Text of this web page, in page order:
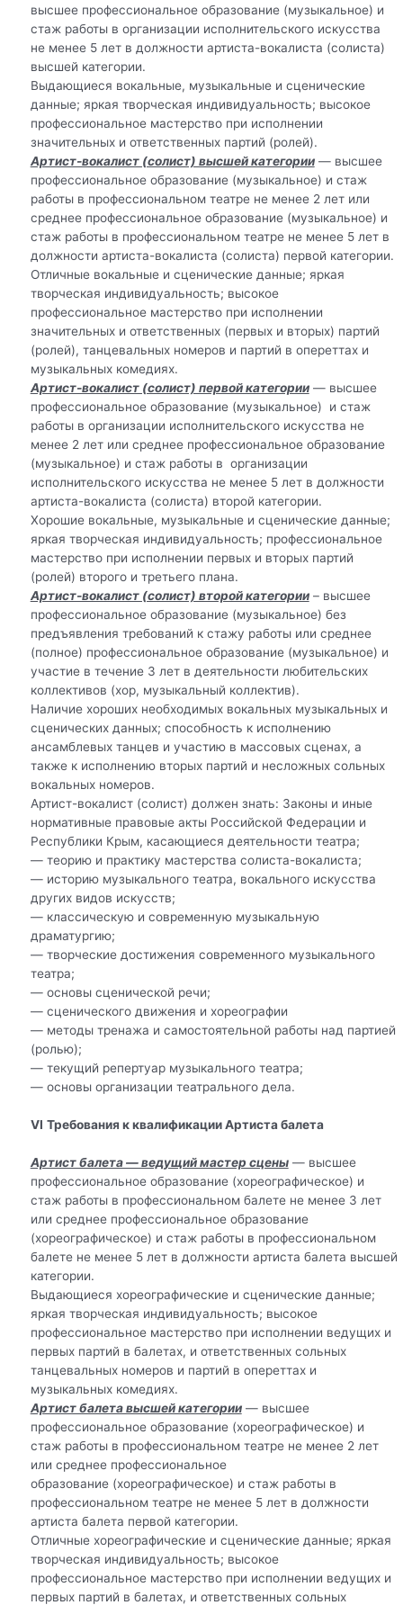
высшее профессиональное образование (музыкальное) и
стаж работы в организации исполнительского искусства
не менее 5 лет в должности артиста-вокалиста (солиста)
высшей категории.
Выдающиеся вокальные, музыкальные и сценические
данные; яркая творческая индивидуальность; высокое
профессиональное мастерство при исполнении
значительных и ответственных партий (ролей).
Артист-вокалист (солист) высшей категории— высшее
профессиональное образование (музыкальное) и стаж
работы в профессиональном театре не менее 2 лет или
среднее профессиональное образование (музыкальное) и
стаж работы в профессиональном театре не менее 5 лет в
должности артиста-вокалиста (солиста) первой категории.
Отличные вокальные и сценические данные; яркая
творческая индивидуальность; высокое
профессиональное мастерство при исполнении
значительных и ответственных (первых и вторых) партий
(ролей), танцевальных номеров и партий в опереттах и
музыкальных комедиях.
Артист-вокалист (солист) первой категории— высшее
профессиональное образование (музыкальное) и стаж
работы в организации исполнительского искусства не
менее 2 лет или среднее профессиональное образование
(музыкальное) и стаж работы в организации
исполнительского искусства не менее 5 лет в должности
артиста-вокалиста (солиста) второй категории.
Хорошие вокальные, музыкальные и сценические данные;
яркая творческая индивидуальность; профессиональное
мастерство при исполнении первых и вторых партий
(ролей) второго и третьего плана.
Артист-вокалист (солист) второй категории– высшее
профессиональное образование (музыкальное) без
предъявления требований к стажу работы или среднее
(полное) профессиональное образование (музыкальное) и
участие в течение 3 лет в деятельности любительских
коллективов (хор, музыкальный коллектив).
Наличие хороших необходимых вокальных музыкальных и
сценических данных; способность к исполнению
ансамблевых танцев и участию в массовых сценах, а
также к исполнению вторых партий и несложных сольных
вокальных номеров.
Артист-вокалист (солист) должен знать: Законы и иные
нормативные правовые акты Российской Федерации и
Республики Крым, касающиеся деятельности театра;
— теорию и практику мастерства солиста-вокалиста;
— историю музыкального театра, вокального искусства
других видов искусств;
— классическую и современную музыкальную
драматургию;
— творческие достижения современного музыкального
театра;
— основы сценической речи;
— сценического движения и хореографии
— методы тренажа и самостоятельной работы над партией
(ролью);
— текущий репертуар музыкального театра;
— основы организации театрального дела.
VI Требования к квалификации Артиста балета
Артист балета — ведущий мастер сцены— высшее
профессиональное образование (хореографическое) и
стаж работы в профессиональном балете не менее 3 лет
или среднее профессиональное образование
(хореографическое) и стаж работы в профессиональном
балете не менее 5 лет в должности артиста балета высшей
категории.
Выдающиеся хореографические и сценические данные;
яркая творческая индивидуальность; высокое
профессиональное мастерство при исполнении ведущих и
первых партий в балетах, и ответственных сольных
танцевальных номеров и партий в опереттах и
музыкальных комедиях.
Артист балета высшей категории— высшее
профессиональное образование (хореографическое) и
стаж работы в профессиональном театре не менее 2 лет
или среднее профессиональное
образование (хореографическое) и стаж работы в
профессиональном театре не менее 5 лет в должности
артиста балета первой категории.
Отличные хореографические и сценические данные; яркая
творческая индивидуальность; высокое
профессиональное мастерство при исполнении ведущих и
первых партий в балетах, и ответственных сольных